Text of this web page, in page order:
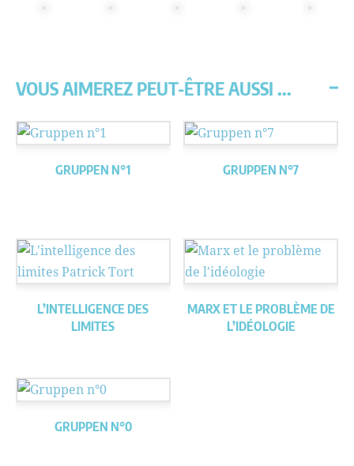
VOUS AIMEREZ PEUT-ÊTRE AUSSI ...
GRUPPEN N°1 GRUPPEN N°7
L’INTELLIGENCE DES
LIMITES
MARX ET LE PROBLÈME DE
L’IDÉOLOGIE
GRUPPEN N°0